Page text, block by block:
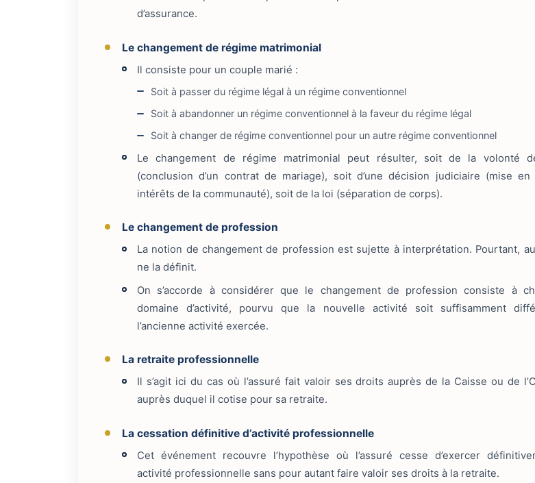
d’assurance.
Le changement de régime matrimonial
Il consiste pour un couple marié :
Soit à passer du régime légal à un régime conventionnel
Soit à abandonner un régime conventionnel à la faveur du régime légal
Soit à changer de régime conventionnel pour un autre régime conventionnel
Le changement de régime matrimonial peut résulter, soit de la volonté
(conclusion d’un contrat de mariage), soit d’une décision judiciaire (mise
intérêts de la communauté), soit de la loi (séparation de corps).
Le changement de profession
La notion de changement de profession est sujette à interprétation. Pourtant,
ne la définit.
On s’accorde à considérer que le changement de profession consiste à
domaine d’activité, pourvu que la nouvelle activité soit suffisamment
l’ancienne activité exercée.
La retraite professionnelle
Il s’agit ici du cas où l’assuré fait valoir ses droits auprès de la Caisse ou de
auprès duquel il cotise pour sa retraite.
La cessation définitive d’activité professionnelle
Cet événement recouvre l’hypothèse où l’assuré cesse d’exercer
activité professionnelle sans pour autant faire valoir ses droits à la retraite.